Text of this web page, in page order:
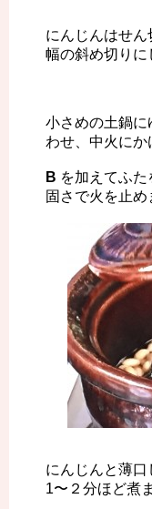
にんじんはせ
幅の斜め切りに
小さめの土鍋に
わせ、中火にか
B を加えてふ
固さで火を止め
にんじんと薄口
1〜２分ほど煮